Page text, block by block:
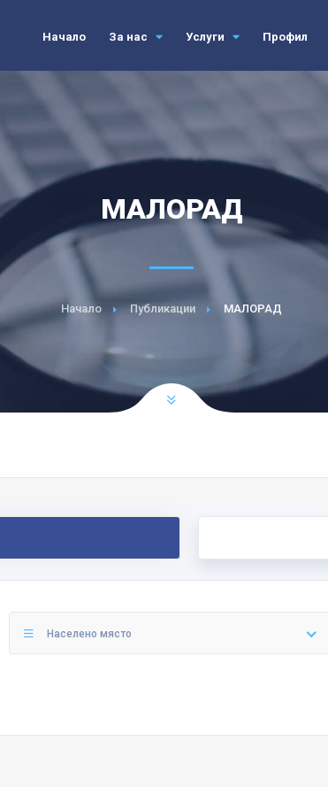
Начало За нас Услуги Профил
МАЛОРАД
Начало Публикации МАЛОРАД
Населено място